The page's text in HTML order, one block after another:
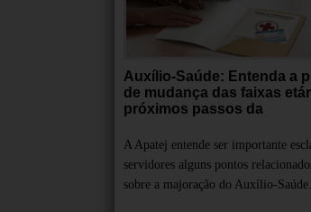
Auxílio-Saúde: Entenda a
de mudança das faixas
próximos passos da
A Apatej entende ser importante
servidores alguns pontos
sobre a majoração do Auxílio-Saúde.